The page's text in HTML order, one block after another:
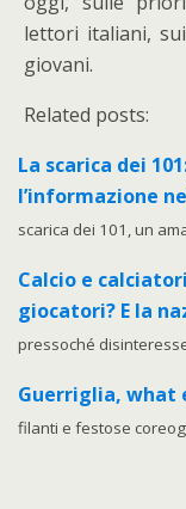
lettori italiani,
giovani.
Related posts:
La scarica dei
l’informazione
scarica dei 101, un
Calcio e
giocatori? E la
pressoché
Guerriglia, what
filanti e festose